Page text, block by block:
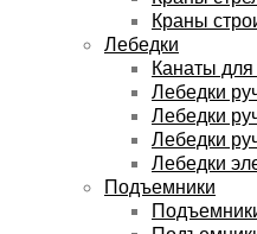
Краны
Лебедки
Канаты
Лебедки
Лебедки
Лебедки
Лебедки
Подъемники